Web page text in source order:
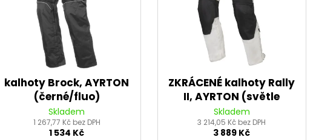
kalhoty Brock, AYRTON
(černé/fluo)
Skladem
1 267,77 Kč bez DPH
1 534 Kč
ZKRÁCENÉ kalhoty Rally
II, AYRTON (světle
šedá/černá) 2026
Skladem
3 214,05 Kč bez DPH
3 889 Kč
K UCHYCENÍ MOTORU,
M8X105MM STOMP,
WPB
PITBIKE DUŠE PŘEDNÍ 14 PALCŮ
200 Kč